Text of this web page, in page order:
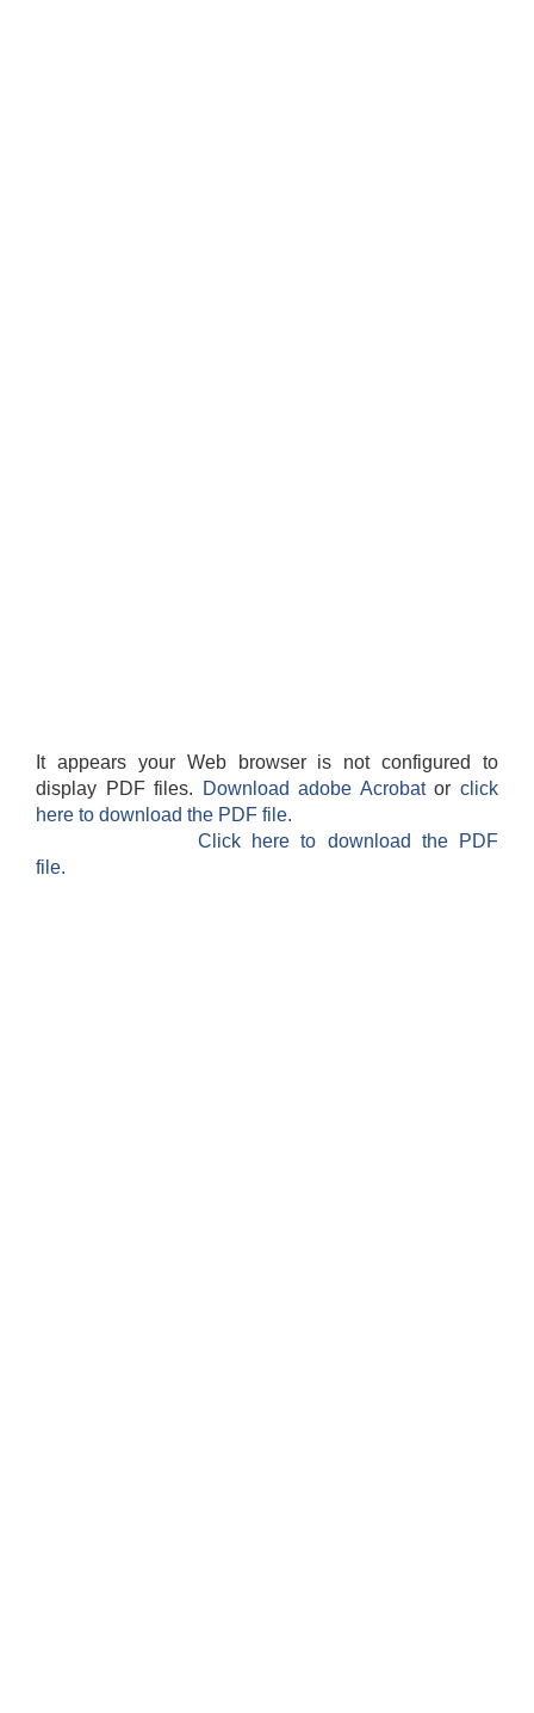
It appears your Web browser is not configured to
display PDF files.
Download adobe Acrobatorclick
here to download the PDF file.
Click here to download the PDF
file.